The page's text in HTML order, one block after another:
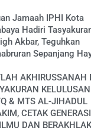
Jamaah IPHI Kota
Hadiri
Akbar, Teguhkan
Sepanjang
AKHIRUSSANAH
KELULUSAN
& MTS AL-JIHADUL
CETAK GENERASI
DAN BERAKHLAK